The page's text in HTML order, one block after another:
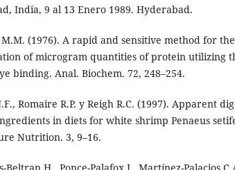
India, 9 al 13 Enero 1989. Hyderabad.
(1976). A rapid and sensitive method for the
of microgram quantities of protein utilizing
binding. Anal. Biochem. 72, 248–254.
Romaire R.P. y Reigh R.C. (1997). Apparent
in diets for white shrimp Penaeus
Nutrition. 3, 9–16.